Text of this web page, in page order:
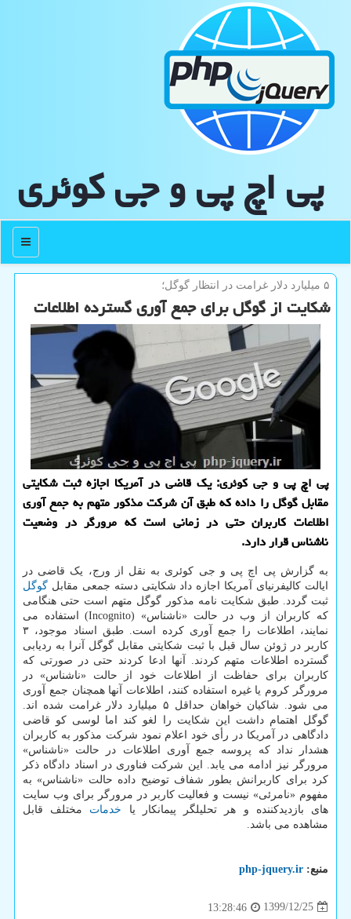
پی اچ پی و جی كوئری
منو
۵ میلیارد دلار غرامت در انتظار گوگل؛
شكایت از گوگل برای جمع آوری گسترده اطلاعات
پی اچ پی و جی کوئری: یک قاضی در آمریکا اجازه ثبت شکایتی
مقابل گوگل را داده که طبق آن شرکت مذکور متهم به جمع آوری
اطلاعات کاربران حتی در زمانی است که مرورگر در وضعیت
ناشناس قرار دارد.
به گزارش پی اچ پی و جی کوئری به نقل از ورج، یک قاضی در
ایالت کالیفرنیای آمریکا اجازه داد شکایتی دسته جمعی مقابل گوگل
ثبت گردد. طبق شکایت نامه مذکور گوگل متهم است حتی هنگامی
که کاربران از وب در حالت «ناشناس» (Incognito) استفاده می
نمایند، اطلاعات را جمع آوری کرده است. طبق اسناد موجود، ۳
کاربر در ژوئن سال قبل با ثبت شکایتی مقابل گوگل آنرا به ردیابی
گسترده اطلاعات متهم کردند. آنها ادعا کردند حتی در صورتی که
کاربران برای حفاظت از اطلاعات خود از حالت «ناشناس» در
مرورگر کروم یا غیره استفاده کنند، اطلاعات آنها همچنان جمع آوری
می شود. شاکیان خواهان حداقل ۵ میلیارد دلار غرامت شده اند.
گوگل اهتمام داشت این شکایت را لغو کند اما لوسی کو قاضی
دادگاهی در آمریکا در رأی خود اعلام نمود شرکت مذکور به کاربران
هشدار نداد که پروسه جمع آوری اطلاعات در حالت «ناشناس»
مرورگر نیز ادامه می یابد. این شرکت فناوری در اسناد دادگاه ذکر
کرد برای کاربرانش بطور شفاف توضیح داده حالت «ناشناس» به
مفهوم «نامرئی» نیست و فعالیت کاربر در مرورگر برای وب سایت
های بازدیدکننده و هر تحلیلگر پیمانکار یا خدمات مختلف قابل
مشاهده می باشد.
منبع: php-jquery.ir
1399/12/25
13:28:46